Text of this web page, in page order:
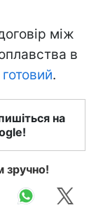
між
в
.
на
зручно!